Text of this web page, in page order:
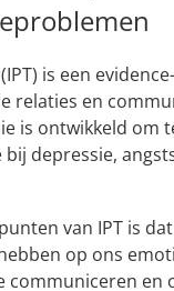
is een
relaties en
is ontwikkeld om
depressie,
van IPT is
op ons
communiceren en